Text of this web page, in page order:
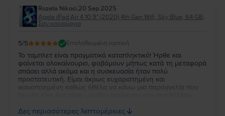
Rozeta Nikoci,20 Sep 2025
Apple iPad Air 4 10.9" (2020) 4th Gen Wifi, Sky Blue, 64 GB,
Σαν καινούργιο
5/5 Επαληθευμένη κριτική
Το ταμπλετ είναι πραγματικά καταπληκτικό! Ήρθε και
φαίνεται ολοκαίνουριο, φοβόμουν μήπως κατά τη μεταφορά
σπάσει αλλά ακόμα και η συσκευασία ήταν πολύ
προστατευτική. Είμαι άκρως ευχαριστημένη και
ικανοποιημένη καθώς ήθελα να κάνω μια παραγγελία που
και την Flip, κάτι που ανυπομονώ να ξανακάνω!!
Δες περισσότερες λεπτομέρειες